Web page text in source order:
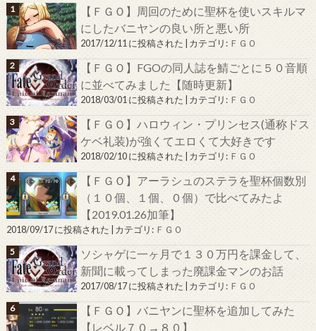
【ＦＧＯ】周回のために聖杯を使いスキルマ
にしたバニヤンの良い所と悪い所
2017/12/11 に投稿された カテゴリ: ＦＧＯ
【ＦＧＯ】FGOの同人誌を鯖ごとに５０音順
に並べてみました【随時更新】
2018/03/01 に投稿された カテゴリ: ＦＧＯ
【ＦＧＯ】ハロウィン・プリンセス(通称ドス
ケベ礼装)が強くてエロくて大好きです
2018/02/10 に投稿された カテゴリ: ＦＧＯ
【ＦＧＯ】アーラシュのステラを聖杯個数別
（１０個、１個、０個）で比べてみたよ
【2019.01.26加筆】
2018/09/17 に投稿された カテゴリ: ＦＧＯ
ソシャゲに一ヶ月で１３０万円を課金して、
新聞に載ってしまった廃課金マンのお話
2017/08/17 に投稿された カテゴリ: ＦＧＯ
【ＦＧＯ】バニヤンに聖杯を追加してみた
【レベル７０→８０】